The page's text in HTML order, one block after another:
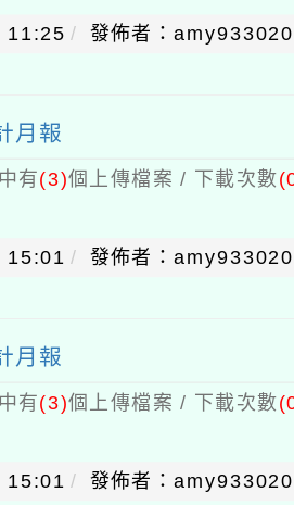
11:25 發佈者：
月報
有(3)個上傳檔案 / 下載次數
15:01 發佈者：
月報
有(3)個上傳檔案 / 下載次數
15:01 發佈者：